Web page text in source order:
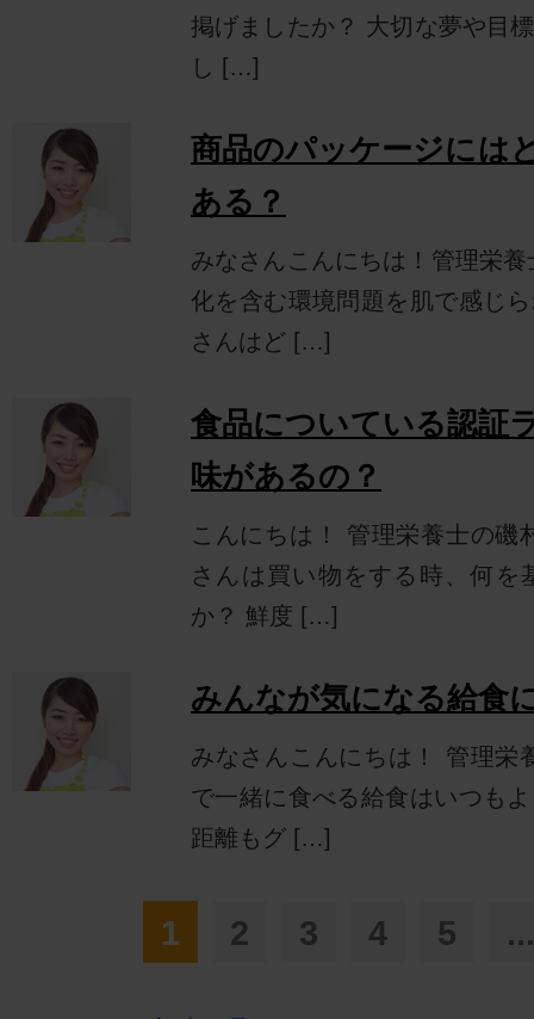
掲げましたか？ 大切な夢や目
し […]
商品のパッケージには
ある？
みなさんこんにちは！管理栄
化を含む環境問題を肌で感じ
さんはど […]
食品についている認証
味があるの？
こんにちは！ 管理栄養士の磯
さんは買い物をする時、何を
か？ 鮮度 […]
みんなが気になる給食
みなさんこんにちは！ 管理栄
で一緒に食べる給食はいつも
距離もグ […]
1 2 3 4 5 ...